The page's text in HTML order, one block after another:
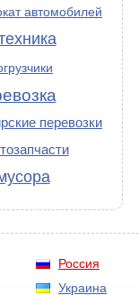
автомобилей
перевозки
Россия
Украина